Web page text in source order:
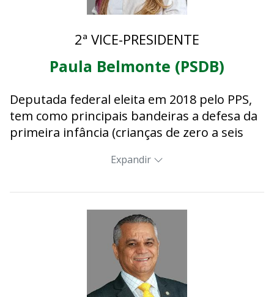
2ª VICE-PRESIDENTE
Paula Belmonte (PSDB)
Deputada federal eleita em 2018 pelo PPS,
tem como principais bandeiras a defesa da
primeira infância (crianças de zero a seis
incentivo ao empreendedorismo. Formada
políticos, como a prerrogativa de foro e a
reeleição sem limites no legislativo.
Expandir